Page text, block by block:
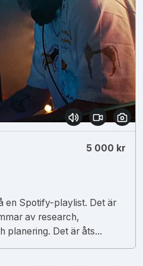
5 000 kr
en Spotify-playlist. Det är
av research,
planering. Det är åts...